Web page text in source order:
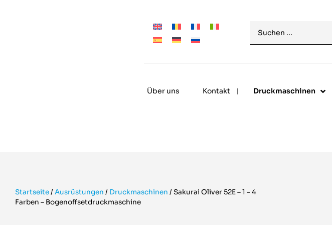
Über uns Kontakt Druckmaschinen
Startseite/Ausrüstungen / Druckmaschinen /Sakurai Oliver 52E – 1 – 4
Farben – Bogenoffsetdruckmaschine